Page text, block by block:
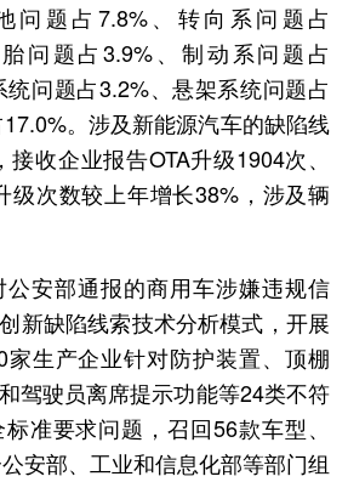
问题占7.8%、转向系问题占
问题占3.9%、制动系问题占
问题占3.2%、悬架系统问题占
。涉及新能源汽车的缺陷线
收企业报告OTA升级1904次、
级次数较上年增长38%，涉及辆
公安部通报的商用车涉嫌违规信
新缺陷线索技术分析模式，开展
生产企业针对防护装置、顶棚
驾驶员离席提示功能等24类不符
准要求问题，召回56款车型、
安部、工业和信息化部等部门组